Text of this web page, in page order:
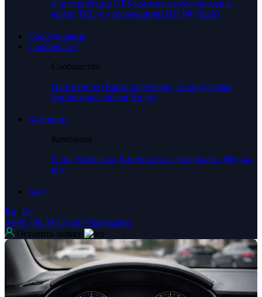
и дистрибуции GPS-контроль мусоровозов и
вывоз ТКО по требованиям ПП РФ №293
Оборудование
Сообщество
Сообщество
Партнерство Карта партнеров Техподдержка
Библиотека кейсов Видео
Компания
Компания
О нас Контакты Лицензии и сертификаты Медиа-
кит
Блог
Ru | En
8 800 700 34 45 info@axenta.tech
Оставить заявку